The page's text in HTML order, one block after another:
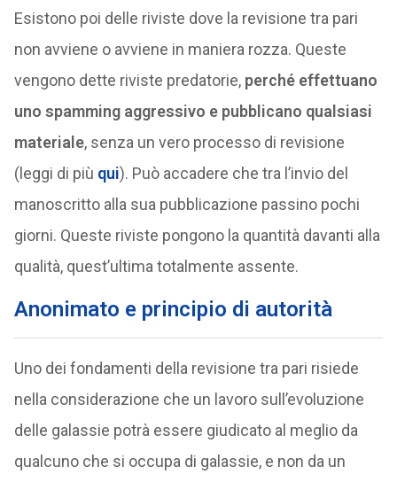
Esistono poi delle riviste dove la revisione tra pari
non avviene o avviene in maniera rozza. Queste
vengono dette riviste predatorie, perché effettuano
uno spamming aggressivo e pubblicano qualsiasi
materiale, senza un vero processo di revisione
(leggi di più qui). Può accadere che tra l’invio del
manoscritto alla sua pubblicazione passino pochi
giorni. Queste riviste pongono la quantità davanti alla
qualità, quest’ultima totalmente assente.
Anonimato e principio di autorità
Uno dei fondamenti della revisione tra pari risiede
nella considerazione che un lavoro sull’evoluzione
delle galassie potrà essere giudicato al meglio da
qualcuno che si occupa di galassie, e non da un